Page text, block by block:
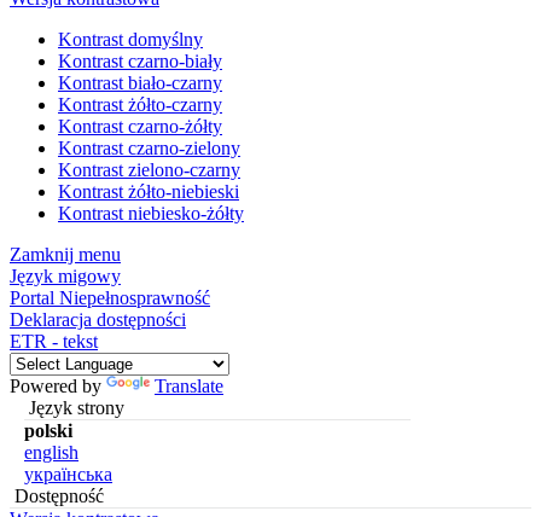
Kontrast domyślny
Kontrast czarno-biały
Kontrast biało-czarny
Kontrast żółto-czarny
Kontrast czarno-żółty
Kontrast czarno-zielony
Kontrast zielono-czarny
Kontrast żółto-niebieski
Kontrast niebiesko-żółty
Zamknij menu
Język migowy
Portal Niepełnosprawność
Deklaracja dostępności
ETR - tekst
Powered by
Translate
Język strony
polski
english
українська
Dostępność